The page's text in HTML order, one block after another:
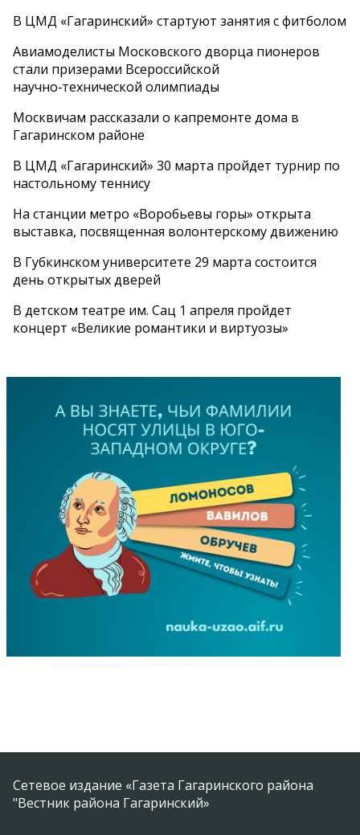
В ЦМД «Гагаринский» стартуют занятия с фитболом
Авиамоделисты Московского дворца пионеров
стали призерами Всероссийской
научно‑технической олимпиады
Москвичам рассказали о капремонте дома в
Гагаринском районе
В ЦМД «Гагаринский» 30 марта пройдет турнир по
настольному теннису
На станции метро «Воробьевы горы» открыта
выставка, посвященная волонтерскому движению
В Губкинском университете 29 марта состоится
день открытых дверей
В детском театре им. Сац 1 апреля пройдет
концерт «Великие романтики и виртуозы»
Сетевое издание «Газета Гагаринского района
"Вестник района Гагаринский»